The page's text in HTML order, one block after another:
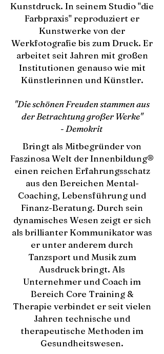
Kunstdruck. In seinem Studio "die
Farbpraxis" reproduziert er
Kunstwerke von der
Werkfotografie bis zum Druck. Er
arbeitet seit Jahren mit großen
Institutionen genauso wie mit
Künstlerinnen und Künstler.
"Die schönen Freuden stammen aus
der Betrachtung großer Werke"
- Demokrit
Bringt als Mitbegründer von
Faszinosa Welt der Innenbildung®
einen reichen Erfahrungsschatz
aus den Bereichen Mental-
Coaching, Lebensführung und
Finanz-Beratung. Durch sein
dynamisches Wesen zeigt er sich
als brillianter Kommunikator was
er unter anderem durch
Tanzsport und Musik zum
Ausdruck bringt. Als
Unternehmer und Coach im
Bereich Core Training &
Therapie verbindet er seit vielen
Jahren technische und
therapeutische Methoden im
Gesundheitswesen.